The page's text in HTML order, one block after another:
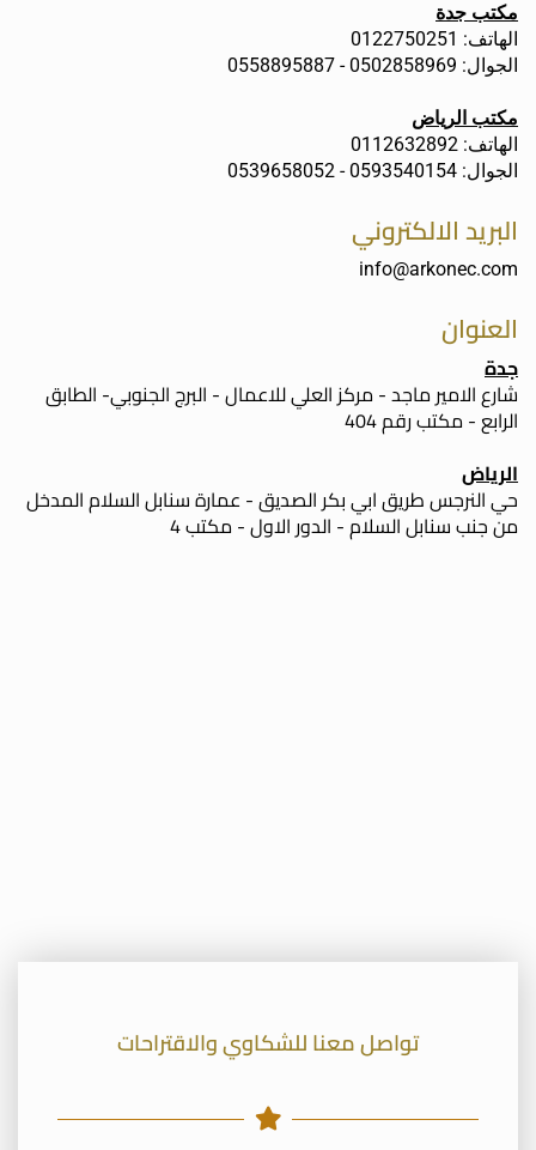
تواصل معنا للشكاوي والاقتراحات
مكتب جدة
الهاتف: 0122750251
الجوال: 0502858969 - 0558895887
مكتب الرياض
الهاتف: 0112632892
الجوال: 0593540154 - 0539658052
البريد الالكتروني
info@arkonec.com
العنوان
جدة
شارع الامير ماجد - مركز العلي للاعمال - البرج الجنوبي- الطابق
الرابع - مكتب رقم 404
الرياض
حي النرجس طريق ابي بكر الصديق - عمارة سنابل السلام المدخل
من جنب سنابل السلام - الدور الاول - مكتب 4